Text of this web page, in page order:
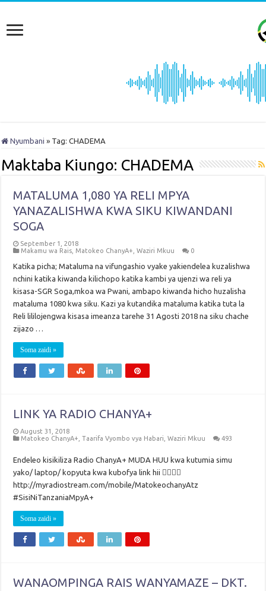
Nyumbani » Tag:CHADEMA
Maktaba Kiungo: CHADEMA
MATALUMA 1,080 YA RELI MPYA
YANAZALISHWA KWA SIKU KIWANDANI
SOGA
September 1, 2018
Makamu wa Rais Matokeo ChanyA+ ,Waziri Mkuu 0
Katika picha; Mataluma na vifungashio vyake yakiendelea kuzalishwa
nchini katika kiwanda kilichopo katika kambi ya ujenzi wa reli ya
kisasa-SGR Soga,mkoa wa Pwani, ambapo kiwanda hicho huzalisha
mataluma 1080 kwa siku. Kazi ya kutandika mataluma katika tuta la
Reli lililojengwa kisasa imeanza tarehe 31 Agosti 2018 na siku chache
zijazo …
Soma zaidi »
LINK YA RADIO CHANYA+
August 31, 2018
Matokeo ChanyA+ ,Taarifa Vyombo vya Habari ,Waziri Mkuu 493
Endeleo kisikiliza Radio ChanyA+ MUDA HUU kwa kutumia simu
yako/ laptop/ kopyuta kwa kubofya link hii 👇🏽👇🏽
http://myradiostream.com/mobile/MatokeochanyAtz
#SisiNiTanzaniaMpyA+
Soma zaidi »
WANAOMPINGA RAIS WANYAMAZE – DKT.